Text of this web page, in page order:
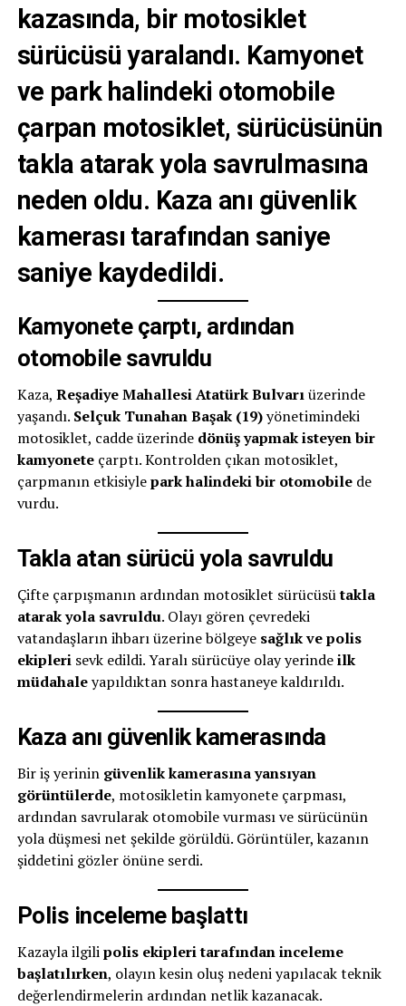
kazasında, bir motosiklet
sürücüsü yaralandı. Kamyonet
ve park halindeki otomobile
çarpan motosiklet, sürücüsünün
takla atarak yola savrulmasına
neden oldu. Kaza anı güvenlik
kamerası tarafından saniye
saniye kaydedildi.
Kamyonete çarptı, ardından
otomobile savruldu
Kaza, Reşadiye Mahallesi Atatürk Bulvarıüzerinde
yaşandı. Selçuk Tunahan Başak (19)yönetimindeki
motosiklet, cadde üzerinde dönüş yapmak isteyen bir
kamyoneteçarptı. Kontrolden çıkan motosiklet,
çarpmanın etkisiylepark halindeki bir otomobilede
vurdu.
Takla atan sürücü yola savruldu
Çifte çarpışmanın ardından motosiklet sürücüsütakla
atarak yola savruldu. Olayı gören çevredeki
vatandaşların ihbarı üzerine bölgeye sağlık ve polis
ekiplerisevk edildi. Yaralı sürücüye olay yerindeilk
müdahaleyapıldıktan sonra hastaneye kaldırıldı.
Kaza anı güvenlik kamerasında
Bir iş yerinin güvenlik kamerasına yansıyan
görüntülerde, motosikletin kamyonete çarpması,
ardından savrularak otomobile vurması ve sürücünün
yola düşmesi net şekilde görüldü. Görüntüler, kazanın
şiddetini gözler önüne serdi.
Polis inceleme başlattı
Kazayla ilgilipolis ekipleri tarafından inceleme
başlatılırken, olayın kesin oluş nedeni yapılacak teknik
değerlendirmelerin ardından netlik kazanacak.